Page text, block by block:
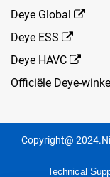
Deye Global
Deye ESS
Deye HAVC
Officiële Deye-
Copyright@
Technical